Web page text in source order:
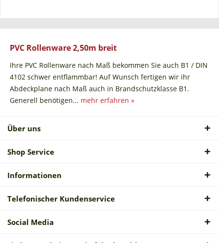
PVC Rollenware 2,50m breit
Ihre PVC Rollenware nach Maß bekommen Sie auch B1 / DIN
4102 schwer entflammbar! Auf Wunsch fertigen wir ihr
Abdeckplane nach Maß auch in Brandschutzklasse B1.
Generell benötigen... mehr erfahren »
Über uns
Shop Service
Informationen
Telefonischer Kundenservice
Social Media